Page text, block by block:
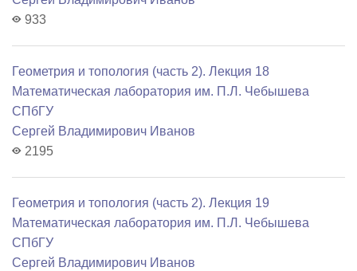
933
Геометрия и топология (часть 2). Лекция 18
Математичеcкая лаборатория им. П.Л. Чебышева
СПбГУ
Сергей Владимирович Иванов
2195
Геометрия и топология (часть 2). Лекция 19
Математичеcкая лаборатория им. П.Л. Чебышева
СПбГУ
Сергей Владимирович Иванов